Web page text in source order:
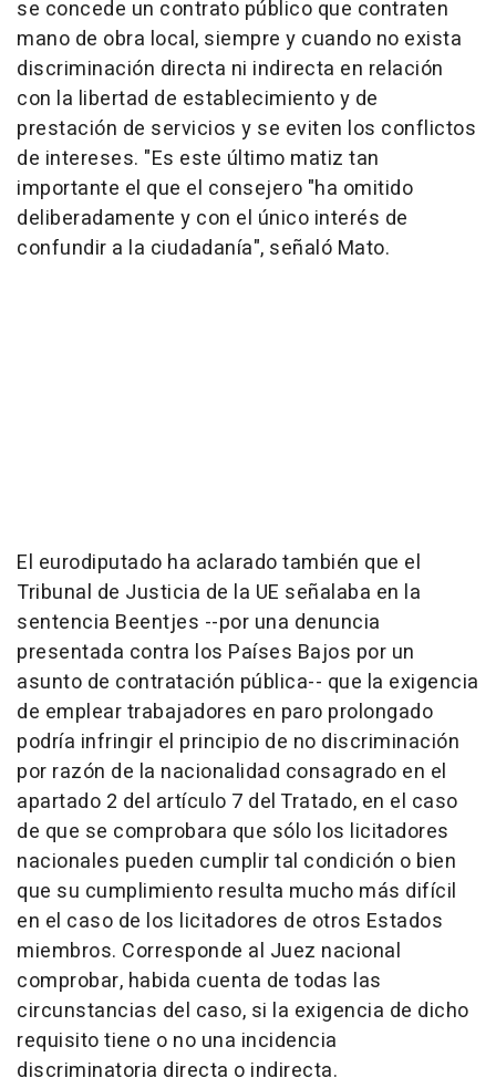
se concede un contrato público que contraten
mano de obra local, siempre y cuando no exista
discriminación directa ni indirecta en relación
con la libertad de establecimiento y de
prestación de servicios y se eviten los conflictos
de intereses. "Es este último matiz tan
importante el que el consejero "ha omitido
deliberadamente y con el único interés de
confundir a la ciudadanía", señaló Mato.
El eurodiputado ha aclarado también que el
Tribunal de Justicia de la UE señalaba en la
sentencia Beentjes --por una denuncia
presentada contra los Países Bajos por un
asunto de contratación pública-- que la exigencia
de emplear trabajadores en paro prolongado
podría infringir el principio de no discriminación
por razón de la nacionalidad consagrado en el
apartado 2 del artículo 7 del Tratado, en el caso
de que se comprobara que sólo los licitadores
nacionales pueden cumplir tal condición o bien
que su cumplimiento resulta mucho más difícil
en el caso de los licitadores de otros Estados
miembros. Corresponde al Juez nacional
comprobar, habida cuenta de todas las
circunstancias del caso, si la exigencia de dicho
requisito tiene o no una incidencia
discriminatoria directa o indirecta.